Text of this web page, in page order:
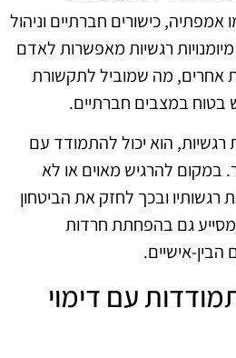
אמפתיה, כישורים חברתיים וניהול
רגשיות מאפשרות לאדם
אחרים, מה שמוביל לתקשורת
בטוח במצבים חברתיים.
רגשיות, הוא יכול להתמודד עם
במקום להרגיש מאוים או לא
רגשותיו ובכך לחזק את הביטחון
גם בהפחתת חרדות
אישיים.
עם דימוי